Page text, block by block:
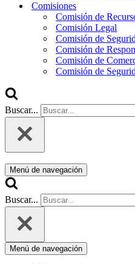
Comisiones
Comisión de
Comisión Legal
Comisión de
Comisión de
Comisión de
Comisión de
Buscar...
Menú de navegación
Buscar...
Menú de navegación